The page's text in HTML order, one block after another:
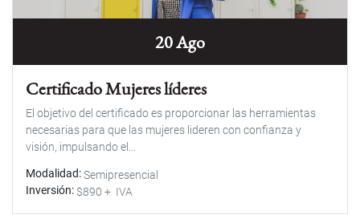
20 Ago
Certificado Mujeres líderes
El objetivo del certificado es proporcionar las herramientas
necesarias para que las mujeres lideren con confianza y
visión, impulsando el...
Modalidad Semipresencial
Inversión $890 + IVA